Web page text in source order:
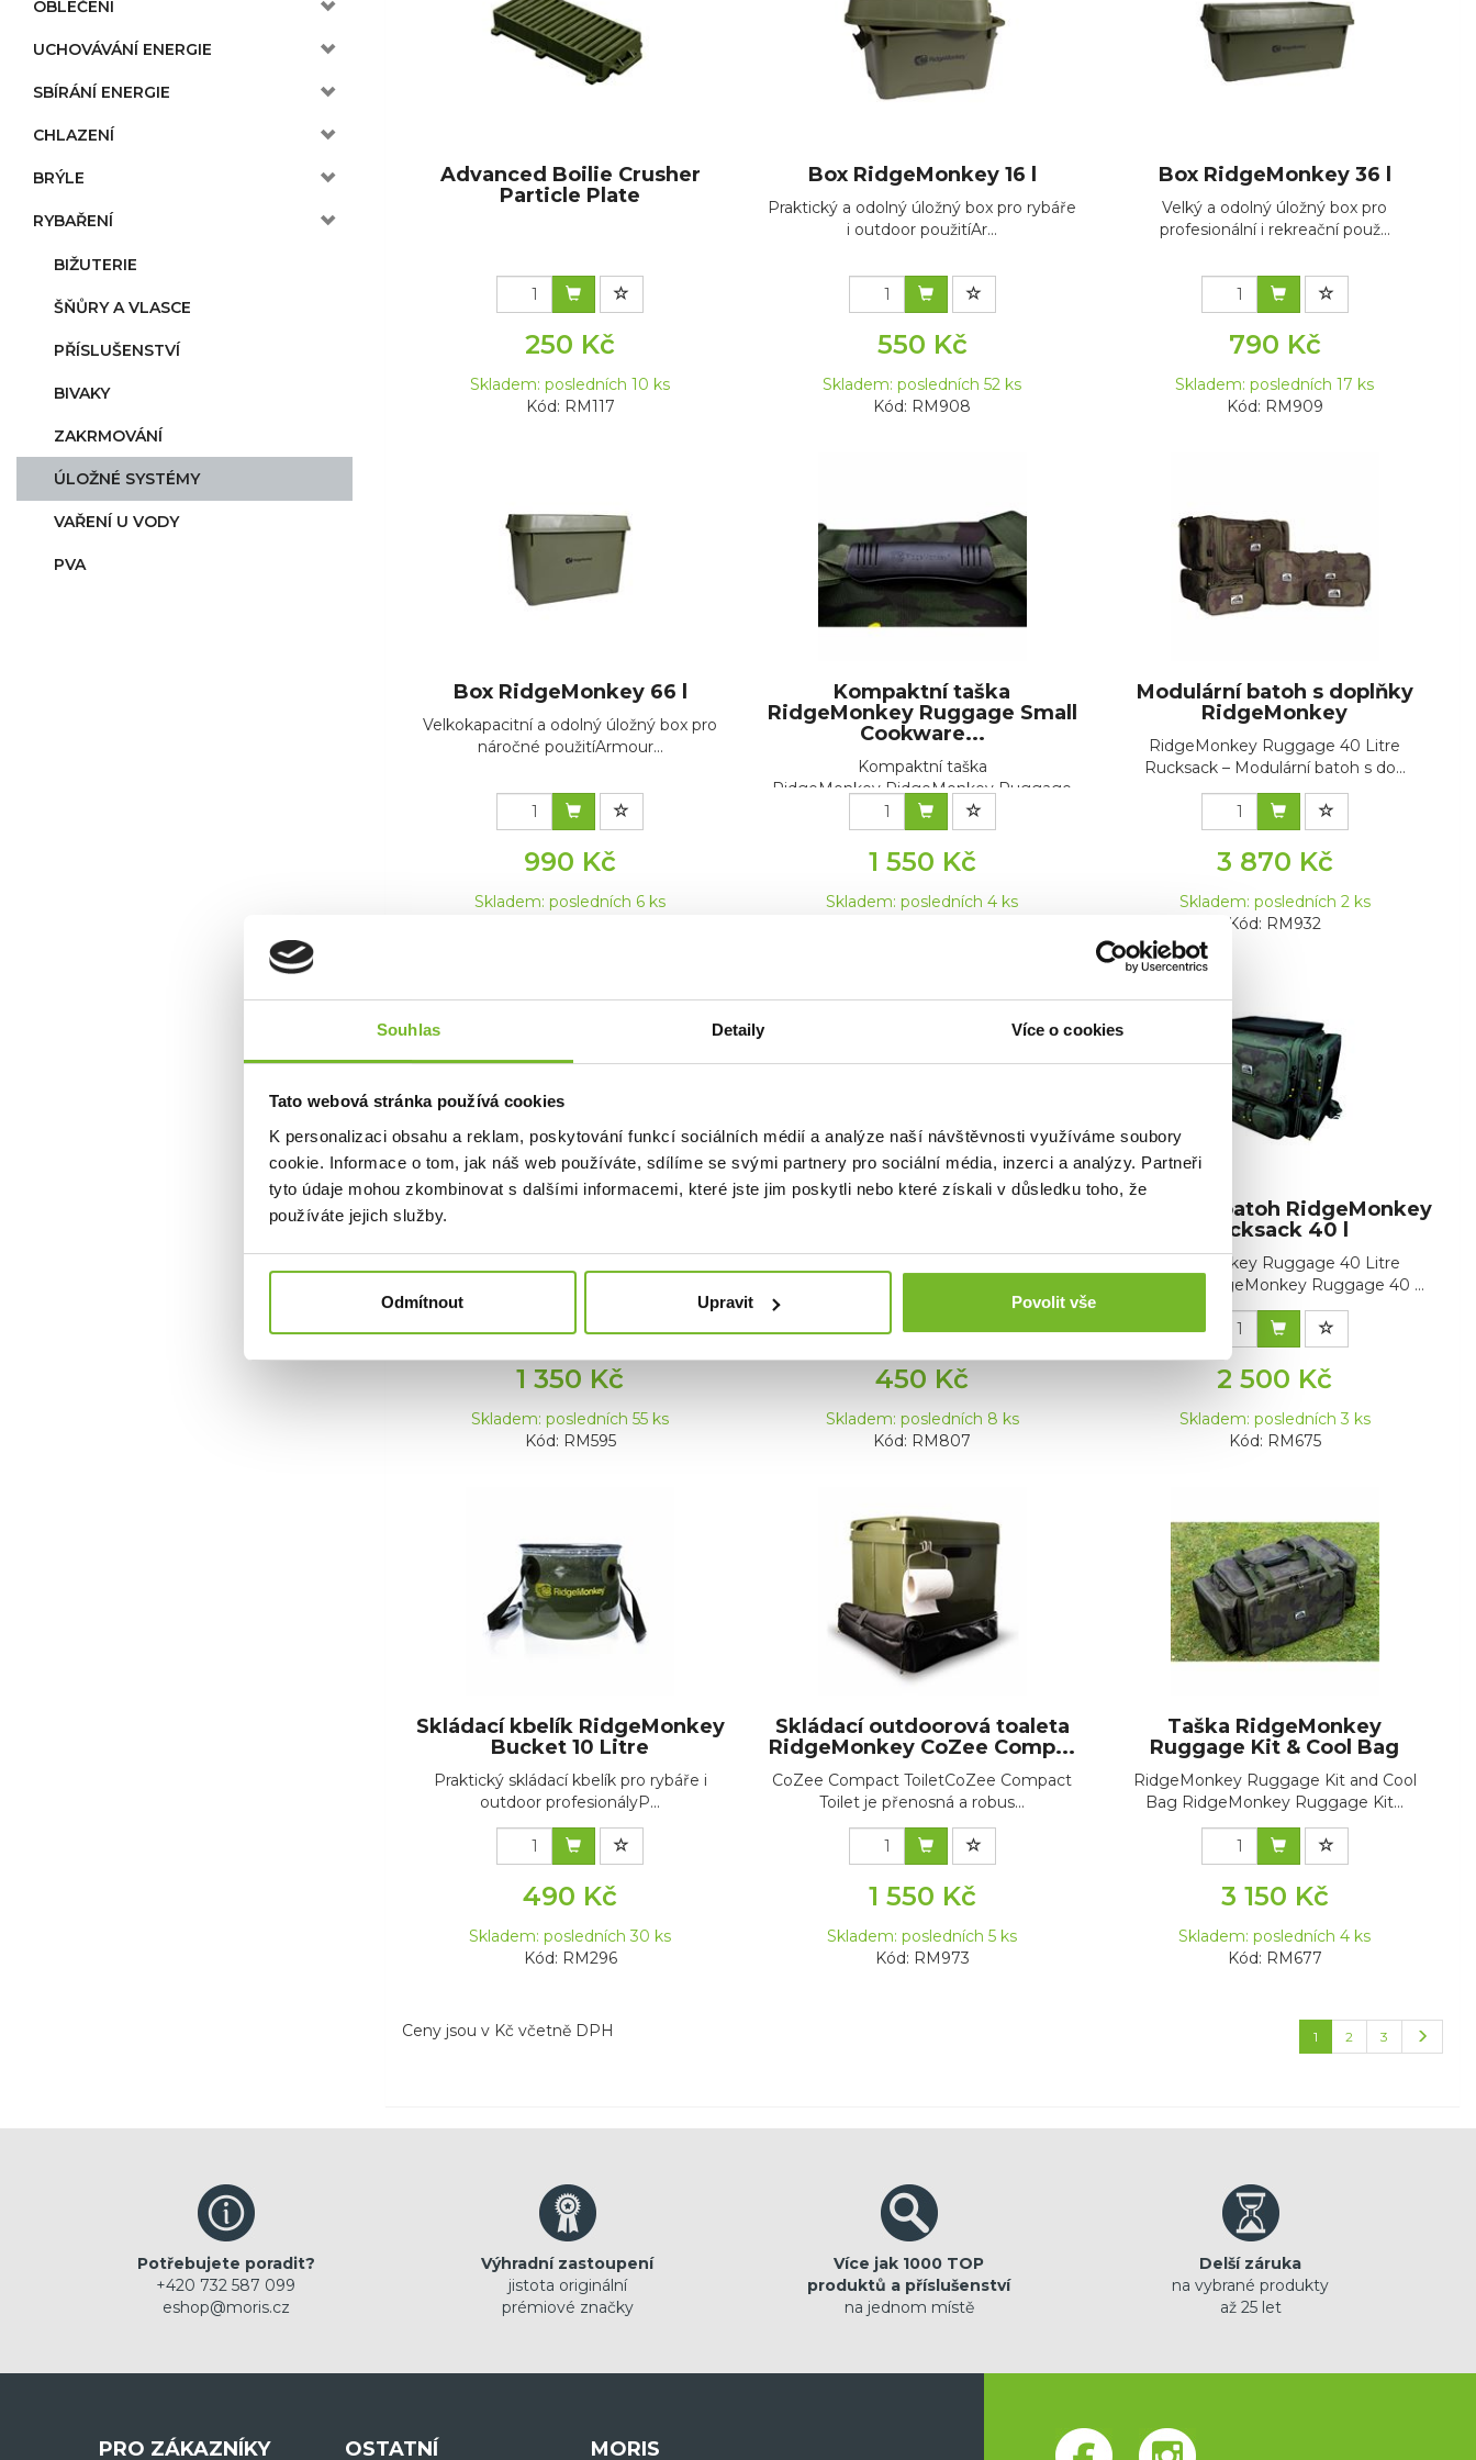
Souhlas Detaily Více o cookies
Tato webová stránka používá cookies
K personalizaci obsahu a reklam, poskytování funkcí sociálních médií a analýze naší návštěvnosti využíváme soubory
cookie. Informace o tom, jak náš web používáte, sdílíme se svými partnery pro sociální média, inzerci a analýzy. Partneři
tyto údaje mohou zkombinovat s dalšími informacemi, které jste jim poskytli nebo které získali v důsledku toho, že
používáte jejich služby.
Odmítnout Upravit Povolit vše
OBLEČENÍ
UCHOVÁVÁNÍ ENERGIE
SBÍRÁNÍ ENERGIE
CHLAZENÍ
BRÝLE
RYBAŘENÍ
BIŽUTERIE
ŠŇŮRY A VLASCE
PŘÍSLUŠENSTVÍ
BIVAKY
ZAKRMOVÁNÍ
ÚLOŽNÉ SYSTÉMY
VAŘENÍ U VODY
PVA
Advanced Boilie Crusher
Particle Plate
250 Kč
Skladem: posledních 10 ks
Kód: RM117
Box RidgeMonkey 16 l
Praktický a odolný úložný box pro rybáře
i outdoor použitíAr...
550 Kč
Skladem: posledních 52 ks
Kód: RM908
Box RidgeMonkey 36 l
Velký a odolný úložný box pro
profesionální i rekreační použ...
790 Kč
Skladem: posledních 17 ks
Kód: RM909
Box RidgeMonkey 66 l
Velkokapacitní a odolný úložný box pro
náročné použitíArmour...
990 Kč
Skladem: posledních 6 ks
Kompaktní taška
RidgeMonkey Ruggage Small
Cookware...
Kompaktní taška
RidgeMonkey RidgeMonkey Ruggage
Small Cookwa...
1 550 Kč
Skladem: posledních 4 ks
Modulární batoh s doplňky
RidgeMonkey
RidgeMonkey Ruggage 40 Litre
Rucksack – Modulární batoh s do...
3 870 Kč
Skladem: posledních 2 ks
Kód: RM932
Otrdoor WC RidgeMonkey
CoZee Toilet Seat Full Kit
1 350 Kč
Skladem: posledních 55 ks
Kód: RM595
Pouch
PouchRidgeMonkey Ruggage Scales
P...
450 Kč
Skladem: posledních 8 ks
Kód: RM807
Rybářský batoh RidgeMonkey
Rucksack 40 l
RidgeMonkey Ruggage 40 Litre
RucksackRidgeMonkey Ruggage 40 ...
2 500 Kč
Skladem: posledních 3 ks
Kód: RM675
Skládací kbelík RidgeMonkey
Bucket 10 Litre
Praktický skládací kbelík pro rybáře i
outdoor profesionályP...
490 Kč
Skladem: posledních 30 ks
Kód: RM296
Skládací outdoorová toaleta
RidgeMonkey CoZee Comp...
CoZee Compact ToiletCoZee Compact
Toilet je přenosná a robus...
1 550 Kč
Skladem: posledních 5 ks
Kód: RM973
Taška RidgeMonkey
Ruggage Kit & Cool Bag
RidgeMonkey Ruggage Kit and Cool
Bag RidgeMonkey Ruggage Kit...
3 150 Kč
Skladem: posledních 4 ks
Kód: RM677
Ceny jsou v Kč včetně DPH 1 2 3
Potřebujete poradit?
+420 732 587 099
eshop@moris.cz
Výhradní zastoupení
jistota originální
prémiové značky
Více jak 1000 TOP
produktů a příslušenství
na jednom místě
Delší záruka
na vybrané produkty
až 25 let
PRO ZÁKAZNÍKY OSTATNÍ MORIS